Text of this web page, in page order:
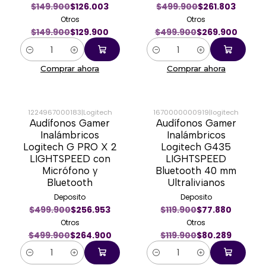
$149.900$126.003
Otros
$149.900$129.900
Cantidad
Comprar ahora
$499.900$261.803
Otros
$499.900$269.900
Cantidad
Comprar ahora
-47%
1224967000183|Logitech
Audífonos Gamer
Inalámbricos
Logitech G PRO X 2
LIGHTSPEED con
Micrófono y
Bluetooth
Deposito
$499.900$256.953
Otros
$499.900$264.900
Cantidad
-33%
1670000000919|logitech
Audífonos Gamer
Inalámbricos
Logitech G435
LIGHTSPEED
Bluetooth 40 mm
Ultralivianos
Deposito
$119.900$77.880
Otros
$119.900$80.289
Cantidad